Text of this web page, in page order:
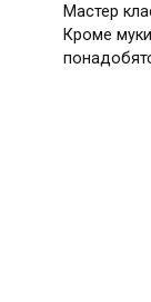
Мастер
Кроме